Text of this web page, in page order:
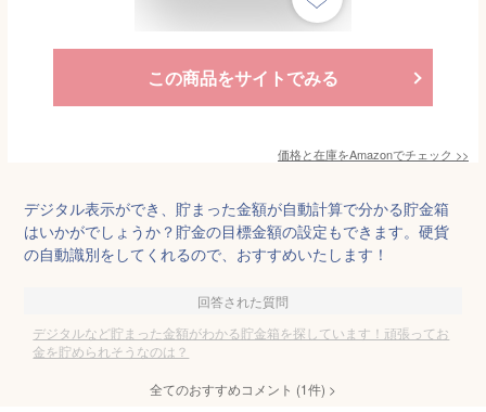
この商品をサイトでみる
価格と在庫をAmazonでチェック >>
デジタル表示ができ、貯まった金額が自動計算で分かる貯金箱
はいかがでしょうか？貯金の目標金額の設定もできます。硬貨
の自動識別をしてくれるので、おすすめいたします！
回答された質問
デジタルなど貯まった金額がわかる貯金箱を探しています！頑張ってお
金を貯められそうなのは？
全てのおすすめコメント (1件) >